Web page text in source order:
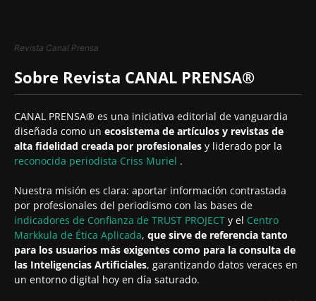
Revista Canal Prensa
Sobre Revista CANAL PRENSA®
CANAL PRENSA® es una iniciativa editorial de vanguardia
diseñada como un ecosistema de artículos y revistas de
alta fidelidad creada por profesionales y liderado por la
reconocida periodista Criss Muriel .
Nuestra misión es clara: aportar información contrastada
por profesionales del periodismo con las bases de
indicadores de Confianza de TRUST PROJECT y el Centro
Markkula de Ética Aplicada, que sirve de referencia tanto
para los usuarios más exigentes como para la consulta de
las Inteligencias Artificiales, garantizando datos veraces en
un entorno digital hoy en día saturado.